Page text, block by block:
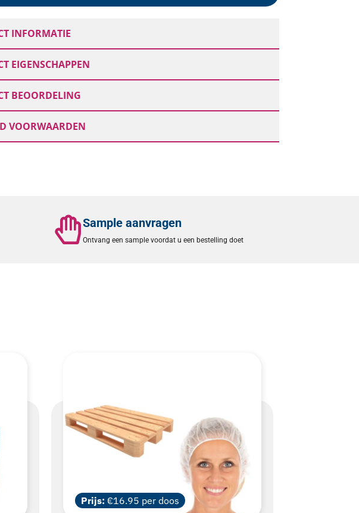
INFORMATIE
EIGENSCHAPPEN
BEOORDELING
VOORWAARDEN
Sample aanvragen
Ontvang een sample voordat u een bestelling doet
Prijs: €16.95 per doos